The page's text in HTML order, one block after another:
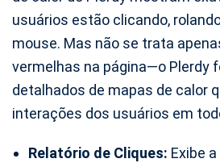
usuários estão clicando,
mouse. Mas não se trata
vermelhas na página—o Plerdy
detalhados de mapas de calor
interações dos usuários em
Relatório de Cliques: Exibe